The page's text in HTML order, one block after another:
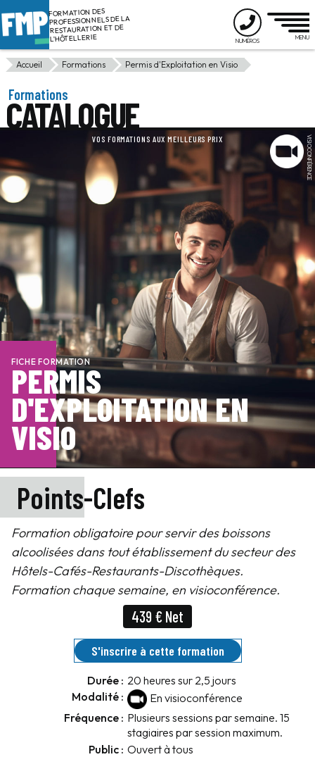
FORMATION DES
PROFESSIONNELS DE LA
RESTAURATION ET DE
L'HÔTELLERIE
Accueil Formations Permis d'Exploitation en Visio
Formations
CATALOGUE
FICHE FORMATION
PERMIS
D'EXPLOITATION EN
VISIO
VOS FORMATIONS AUX MEILLEURS PRIX VISIOCONFÉRENCE
Points-Clefs
Formation obligatoire pour servir des boissons
alcoolisées dans tout établissement du secteur des
Hôtels-Cafés-Restaurants-Discothèques.
Formation chaque semaine, en visioconférence.
439 € Net
S'inscrire à cette formation
Durée : 20 heures sur 2,5 jours
Modalité :
En visioconférence
Fréquence : Plusieurs sessions par semaine. 15
stagiaires par session maximum.
Public : Ouvert à tous